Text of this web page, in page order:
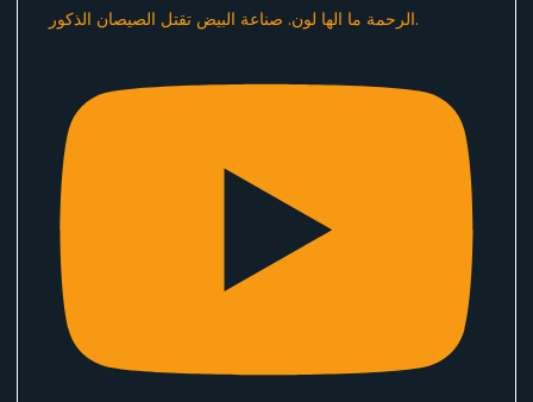
الرحمة ما الها لون. صناعة البيض تقتل الصيصان الذكور.